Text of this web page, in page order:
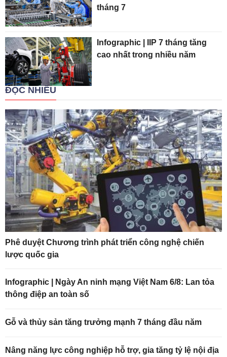
tháng 7
Infographic | IIP 7 tháng tăng
cao nhất trong nhiều năm
ĐỌC NHIỀU
Phê duyệt Chương trình phát triển công nghệ chiến
lược quốc gia
Infographic | Ngày An ninh mạng Việt Nam 6/8: Lan tỏa
thông điệp an toàn số
Gỗ và thủy sản tăng trưởng mạnh 7 tháng đầu năm
Nâng năng lực công nghiệp hỗ trợ, gia tăng tỷ lệ nội địa